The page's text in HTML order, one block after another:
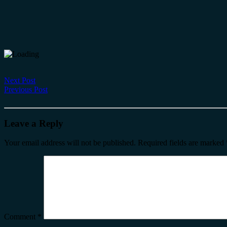
Next Post
Previous Post
Leave a Reply
Your email address will not be published. Required fields are marked
Comment *